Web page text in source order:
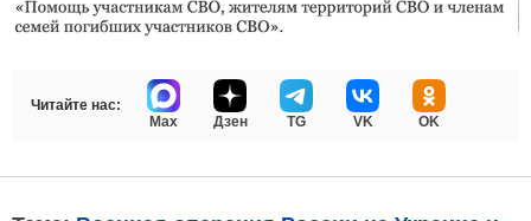
Читайте нас:
Max
Дзен TG VK OK